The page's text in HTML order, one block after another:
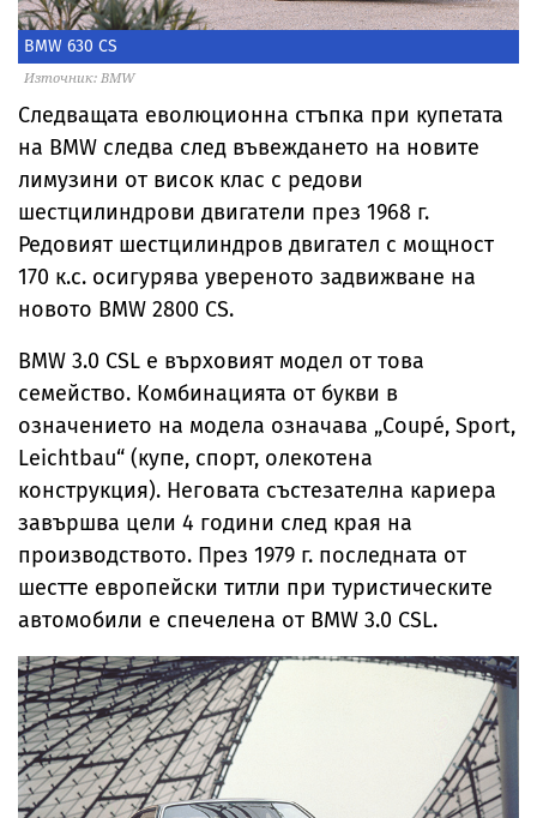
BMW 630 CS
Източник: BMW
Следващата еволюционна стъпка при купетата
на BMW следва след въвеждането на новите
лимузини от висок клас с редови
шестцилиндрови двигатели през 1968 г.
Редовият шестцилиндров двигател с мощност
170 к.с. осигурява увереното задвижване на
новото BMW 2800 CS.
BMW 3.0 CSL е върховият модел от това
семейство. Комбинацията от букви в
означението на модела означава „Coupé, Sport,
Leichtbau“ (купе, спорт, олекотена
конструкция). Неговата състезателна кариера
завършва цели 4 години след края на
производството. През 1979 г. последната от
шестте европейски титли при туристическите
автомобили е спечелена от BMW 3.0 CSL.